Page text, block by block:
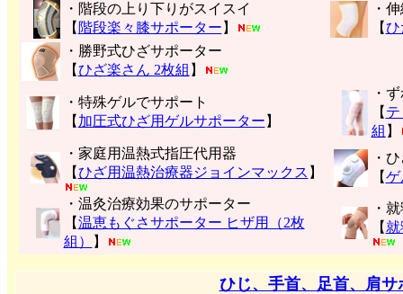
・階段の上り下りがスイスイ
【 階段楽々膝サポーター 】
・
【ひ
・勝野式ひざサポーター
【ひざ楽さん 2枚組 】
・特殊ゲルでサポート
【 加圧式ひざ用ゲルサポーター 】
・
【
組 】
・家庭用温熱式指圧代用器
【ひざ用温熱治療器ジョインマックス 】
・
【ゲ
・温灸治療効果のサポーター
【温恵もぐさサポーター ヒザ用（2枚
組）
】
・
【
ひじ、手首、足首、肩サ